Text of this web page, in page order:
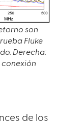
son
Fluke
Derecha:
conexión
de los